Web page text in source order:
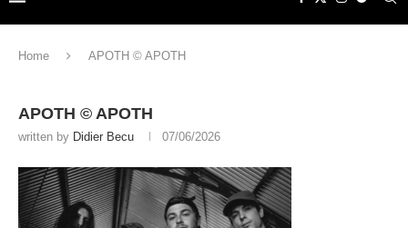
Home APOTH © APOTH
APOTH © APOTH
written by Didier Becu 07/06/2026